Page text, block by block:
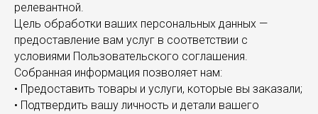
релевантной.
Цель обработки ваших персональных данных —
предоставление вам услуг в соответствии с
условиями Пользовательского соглашения.
Собранная информация позволяет нам:
• Предоставить товары и услуги, которые вы заказали;
• Подтвердить вашу личность и детали вашего